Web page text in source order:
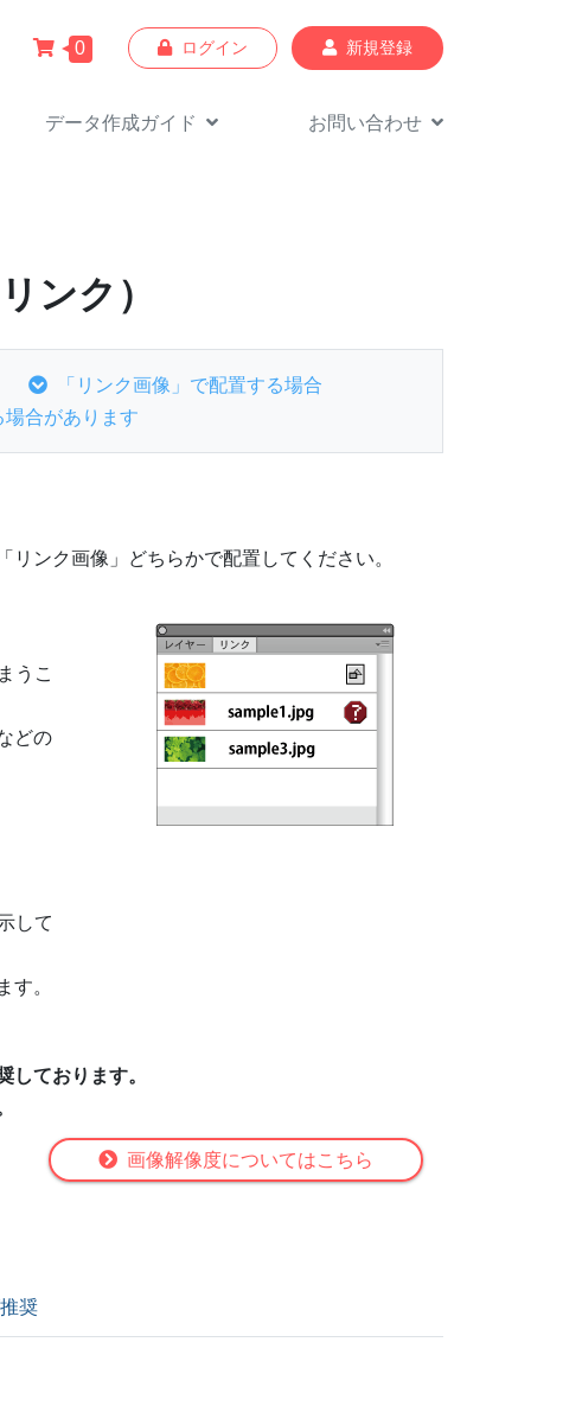
0 ログイン 新規登録
データ作成ガイド お問い合わせ
ンク）
「リンク画像」で配置する場合
場合があります
ンク画像」どちらかで配置してください。
うこ
どの
して
す。
しております。
画像解像度についてはこちら
奨